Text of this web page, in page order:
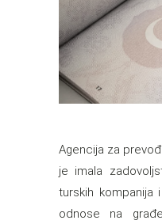
Agencija za
je imala
turskih
odnose na